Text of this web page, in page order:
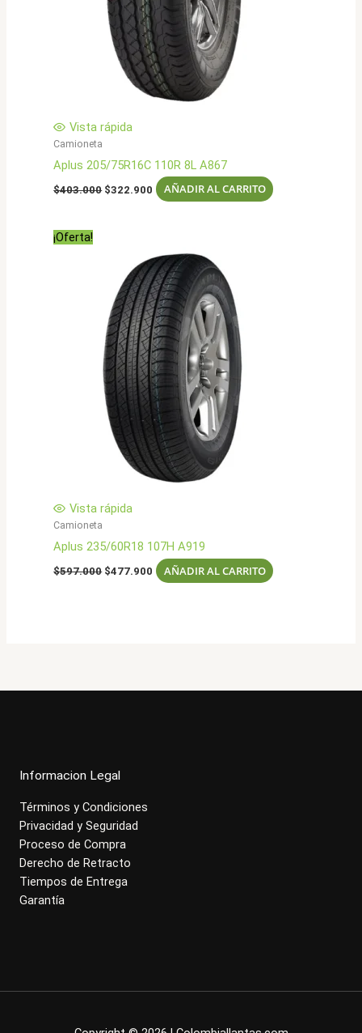
Vista rápida
Camioneta
Aplus 205/75R16C 110R 8L A867
$403.000 El
$322.900 El
precio
AÑADIR AL CARRITO
¡Oferta!
Vista rápida
Camioneta
Aplus 235/60R18 107H A919
$597.000 El
$477.900 El
precio
AÑADIR AL CARRITO
Informacion Legal
Términos y Condiciones
Privacidad y Seguridad
Proceso de Compra
Derecho de Retracto
Tiempos de Entrega
Garantía